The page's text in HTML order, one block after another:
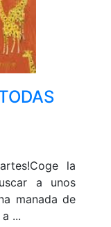
la
a unos
manada de
...